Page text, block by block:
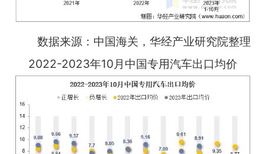
数据来源：中国海关，华经产业研究院整理
2022-2023年10月中国专用汽车出口均价